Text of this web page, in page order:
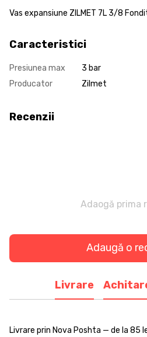
Vas expansiune ZILMET 7L 3/8
Caracteristici
Presiunea max
3 bar
Producator
Zilmet
Recenzii
Adaogă prima
Adaugă o
Livrare
Livrare prin Nova Poshta — de la 85